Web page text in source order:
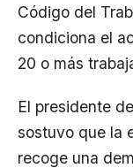
Código del
condiciona el
20 o más
El presidente
sostuvo que la
recoge una